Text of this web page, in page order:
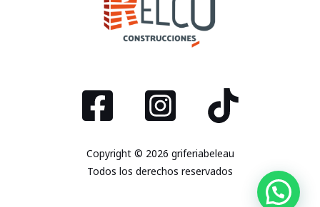
Copyright © 2026 griferiabeleau
Todos los derechos reservados